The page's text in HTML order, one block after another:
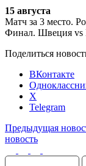
15 августа
Матч за 3 место.
Финал. Швеция vs
Поделиться
ВКонтакте
X
Telegram
Предыдущая
новость